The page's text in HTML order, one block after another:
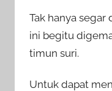
Tak hanya
ini begitu
timun suri.
Untuk dapat